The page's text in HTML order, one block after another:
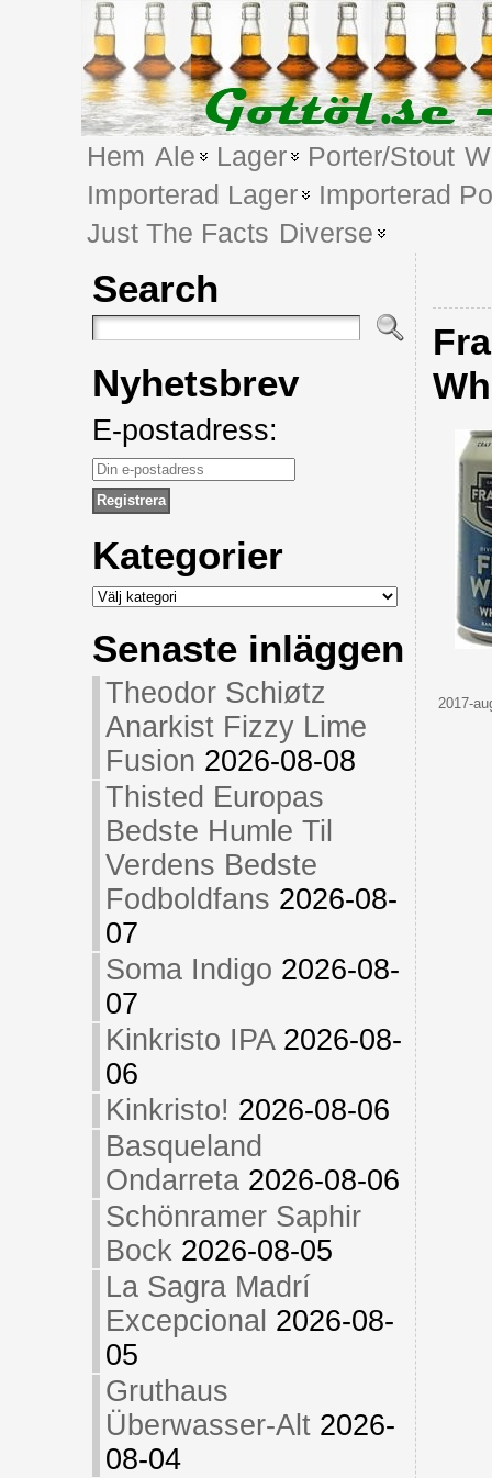
Hem Ale Lager Porter/Stout
Importerad Lager
Importerad
Just The Facts Diverse
Search
Nyhetsbrev
E-postadress:
Kategorier
Kategorier
Senaste inläggen
Theodor Schiøtz
Anarkist Fizzy Lime
Fusion 2026-08-08
Thisted Europas
Bedste Humle Til
Verdens Bedste
Fodboldfans 2026-08-
07
Soma Indigo 2026-08-
07
Kinkristo IPA 2026-08-
06
Kinkristo! 2026-08-06
Basqueland
Ondarreta 2026-08-06
Schönramer Saphir
Bock 2026-08-05
La Sagra Madrí
Excepcional 2026-08-
05
Gruthaus
Überwasser-Alt 2026-
08-04
2017-